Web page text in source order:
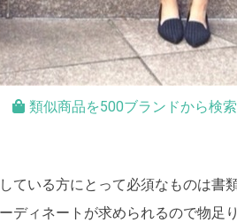
類似商品を500ブランドから検索
ている方にとって必須なものは書
ディネートが求められるので物足